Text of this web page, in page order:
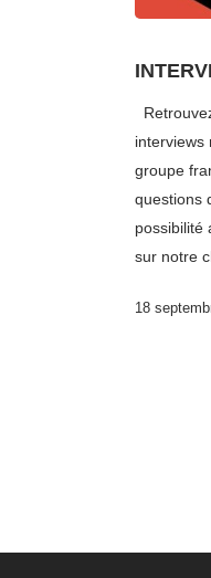
interviews
groupe
questions
possibilité
sur notre
18